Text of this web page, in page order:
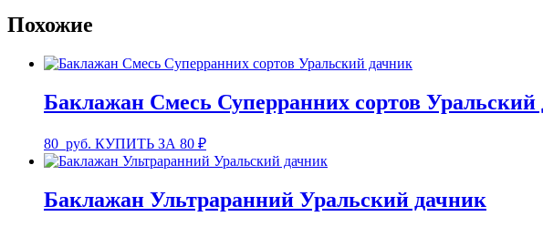
Похожие
Баклажан Смесь Суперранних сортов Уральский
80 руб. КУПИТЬ ЗА 80 ₽
Баклажан Ультраранний Уральский дачник